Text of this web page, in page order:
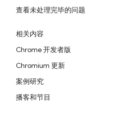
查看未处理完毕的问题
相关内容
Chrome 开发者版
Chromium 更新
案例研究
播客和节目